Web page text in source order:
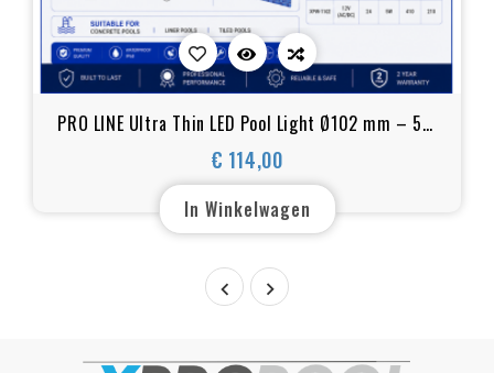
PRO LINE Ultra Thin LED Pool Light Ø102 mm – 5W
RVS 316L
€ 114,00
Prijs
In Winkelwagen
 